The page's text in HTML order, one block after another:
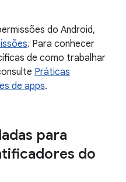
do Android,
. Para conhecer
de como trabalhar
Práticas
de apps.
para
do